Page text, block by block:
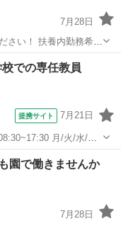
7月28日
さい！ 扶養内勤務希望
し、発達に寄り添いな
での専任教員
提携サイト 7月21日
要件を満たしてい...
園で働きませんか
7月28日